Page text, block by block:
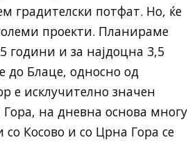
градителски потфат. Но, ќе
проекти. Планираме
години и за најдоцна 3,5
до Блаце, односно од
е исклучително значен
на дневна основа многу
Косово и со Црна Гора се